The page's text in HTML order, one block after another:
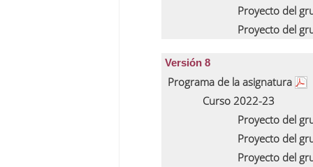
Proyecto del
Proyecto del
Versión 8
Programa de la asignatura
Curso 2022-23
Proyecto del
Proyecto del
Proyecto del